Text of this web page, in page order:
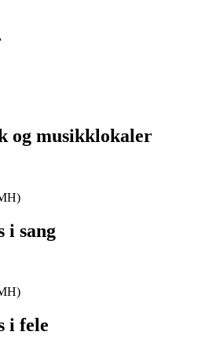
og musikklokaler
i sang
i fele